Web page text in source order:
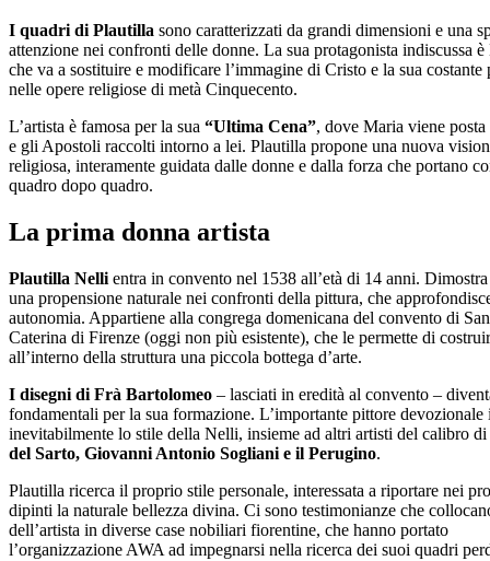
I quadri di Plautilla sono caratterizzati da grandi dimensioni e una
attenzione nei confronti delle donne. La sua protagonista indiscussa
che va a sostituire e modificare l’immagine di Cristo e la sua costante
nelle opere religiose di metà Cinquecento.
L’artista è famosa per la sua “Ultima Cena”, dove Maria viene posta
e gli Apostoli raccolti intorno a lei. Plautilla propone una nuova
religiosa, interamente guidata dalle donne e dalla forza che portano
quadro dopo quadro.
La prima donna artista
Plautilla Nelli entra in convento nel 1538 all’età di 14 anni.
una propensione naturale nei confronti della pittura, che
autonomia. Appartiene alla congrega domenicana del convento di
Caterina di Firenze (oggi non più esistente), che le permette di
all’interno della struttura una piccola bottega d’arte.
I disegni di Frà Bartolomeo – lasciati in eredità al convento –
fondamentali per la sua formazione. L’importante pittore devozionale
inevitabilmente lo stile della Nelli, insieme ad altri artisti del calibro di
del Sarto, Giovanni Antonio Sogliani e il Perugino.
Plautilla ricerca il proprio stile personale, interessata a riportare nei
dipinti la naturale bellezza divina. Ci sono testimonianze che
dell’artista in diverse case nobiliari fiorentine, che hanno portato
l’organizzazione AWA ad impegnarsi nella ricerca dei suoi quadri